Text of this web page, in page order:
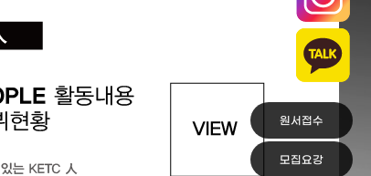
원서접수
모집요강